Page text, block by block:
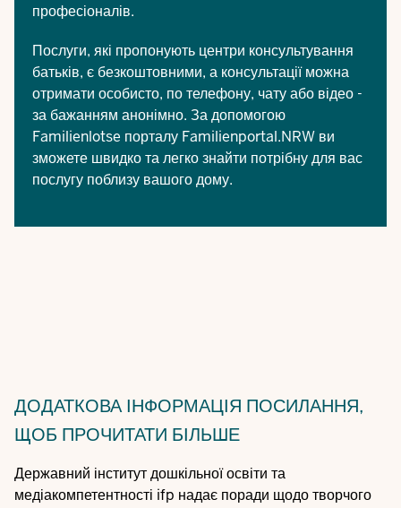
професіоналів.
Послуги, які пропонують центри консультування
батьків, є безкоштовними, а консультації можна
отримати особисто, по телефону, чату або відео -
за бажанням анонімно. За допомогою
Familienlotse порталу Familienportal.NRW ви
зможете швидко та легко знайти потрібну для вас
послугу поблизу вашого дому.
ДОДАТКОВА ІНФОРМАЦІЯ ПОСИЛАННЯ,
ЩОБ ПРОЧИТАТИ БІЛЬШЕ
Державний інститут дошкільної освіти та
медіакомпетентності ifp надає поради щодо творчого